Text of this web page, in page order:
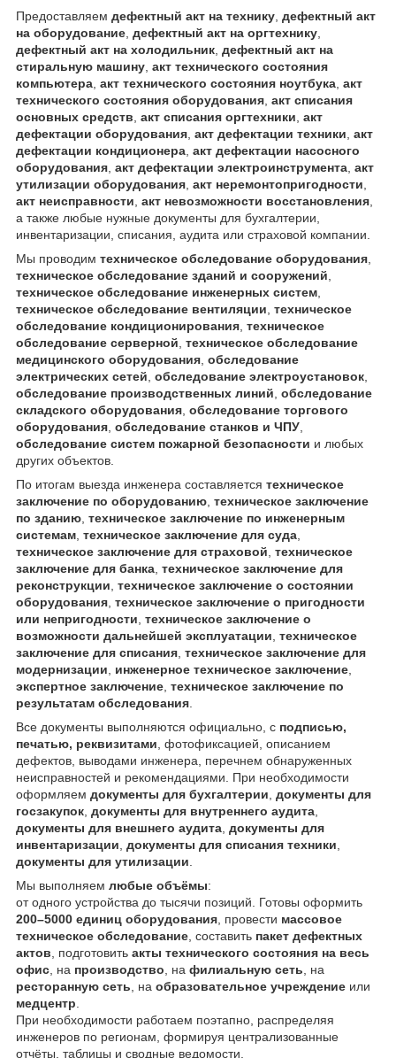
Предоставляем дефектный акт на технику дефектный акт
на оборудование дефектный акт на оргтехнику
дефектный акт на холодильник дефектный акт на
стиральную машину акт технического состояния
компьютера акт технического состояния ноутбука акт
технического состояния оборудования акт списания
основных средств акт списания оргтехники акт
дефектации оборудования акт дефектации техники акт
дефектации кондиционера акт дефектации насосного
оборудования акт дефектации электроинструмента акт
утилизации оборудования акт неремонтопригодности
акт неисправности акт невозможности восстановления
а также любые нужные документы для бухгалтерии,
инвентаризации, списания, аудита или страховой компании.
Мы проводим техническое обследование оборудования
техническое обследование зданий и сооружений
техническое обследование инженерных систем
техническое обследование вентиляции техническое
обследование кондиционирования техническое
обследование серверной техническое обследование
медицинского оборудования обследование
электрических сетей обследование электроустановок
обследование производственных линий обследование
складского оборудования обследование торгового
оборудования обследование станков и ЧПУ
обследование систем пожарной безопасности и любых
других объектов.
По итогам выезда инженера составляется техническое
заключение по оборудованию техническое заключение
по зданию техническое заключение по инженерным
системам техническое заключение для суда
техническое заключение для страховой техническое
заключение для банка техническое заключение для
реконструкции техническое заключение о состоянии
оборудования техническое заключение о пригодности
или непригодности техническое заключение о
возможности дальнейшей эксплуатации техническое
заключение для списания техническое заключение для
модернизации
инженерное техническое заключение
экспертное заключение техническое заключение по
результатам обследования
Все документы выполняются официально, с подписью,
печатью, реквизитами , фотофиксацией, описанием
дефектов, выводами инженера, перечнем обнаруженных
неисправностей и рекомендациями. При необходимости
оформляем документы для бухгалтерии документы для
госзакупок документы для внутреннего аудита
документы для внешнего аудита документы для
инвентаризации документы для списания техники
документы для утилизации
Мы выполняем любые объёмы:
от одного устройства до тысячи позиций. Готовы оформить
200–5000 единиц оборудования , провести массовое
техническое обследование , составить пакет дефектных
актов , подготовить акты технического состояния на весь
офис , на производство , на филиальную сеть , на
ресторанную сеть , на образовательное учреждение или
медцентр
При необходимости работаем поэтапно, распределяя
инженеров по регионам, формируя централизованные
отчёты, таблицы и сводные ведомости.